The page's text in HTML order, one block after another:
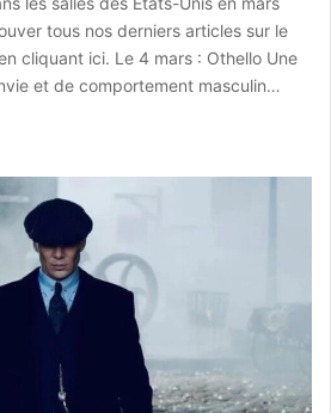
tous nos derniers articles sur le
cliquant ici. Le 4 mars : Othello Une
et de comportement masculin…